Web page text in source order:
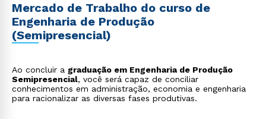
Mercado de Trabalho do curso de
Engenharia de Produção
(Semipresencial)
Ao concluir a graduação em Engenharia de Produção
Semipresencial, você será capaz de conciliar
conhecimentos em administração, economia e engenharia
para racionalizar as diversas fases produtivas.